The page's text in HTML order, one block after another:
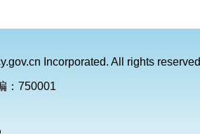
Incorporated. All rights reserved
：750001